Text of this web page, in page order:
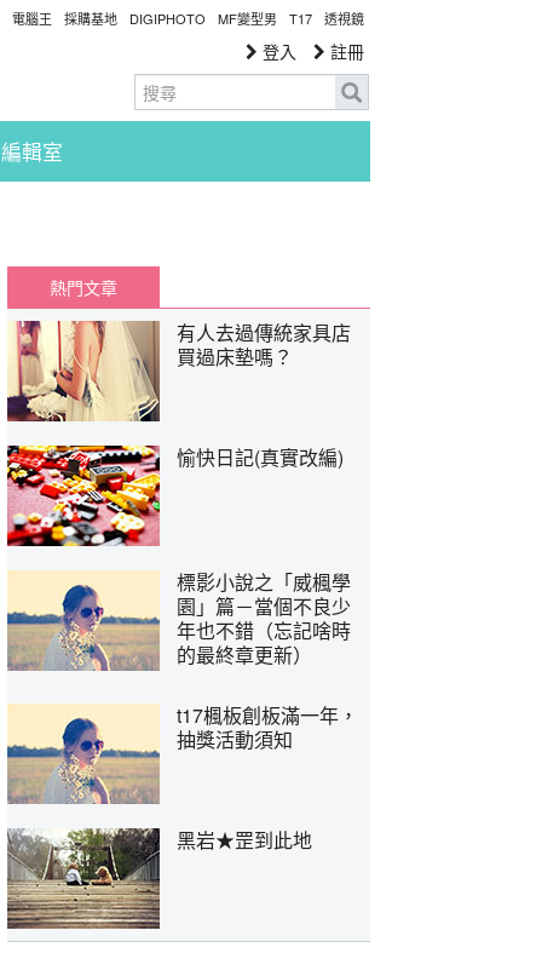
電腦王 採購基地 DIGIPHOTO MF變型男 T17 透視鏡
登入 註冊
編輯室
熱門文章
有人去過傳統家具店
買過床墊嗎？
愉快日記(真實改編)
標影小說之「威楓學
園」篇－當個不良少
年也不錯（忘記啥時
的最終章更新）
t17楓板創板滿一年，
抽獎活動須知
黑岩★罡到此地